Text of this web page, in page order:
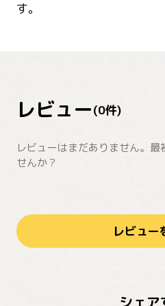
す。
レビュー(0件)
レビューはまだありません。
せんか？
レビュー
シェア